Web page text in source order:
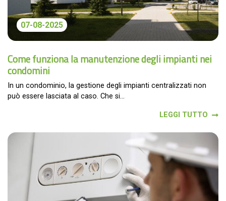
07-08-2025
Come funziona la manutenzione degli impianti nei
condomini
In un condominio, la gestione degli impianti centralizzati non
può essere lasciata al caso. Che si...
LEGGI TUTTO